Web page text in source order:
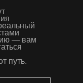
— вам
путь.